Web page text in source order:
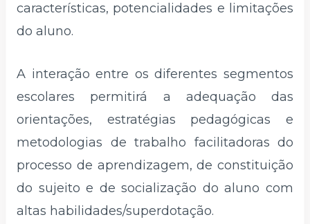
características, potencialidades e limitações
do aluno.
A interação entre os diferentes segmentos
escolares permitirá a adequação das
orientações, estratégias pedagógicas e
metodologias de trabalho facilitadoras do
processo de aprendizagem, de constituição
do sujeito e de socialização do aluno com
altas habilidades/superdotação.